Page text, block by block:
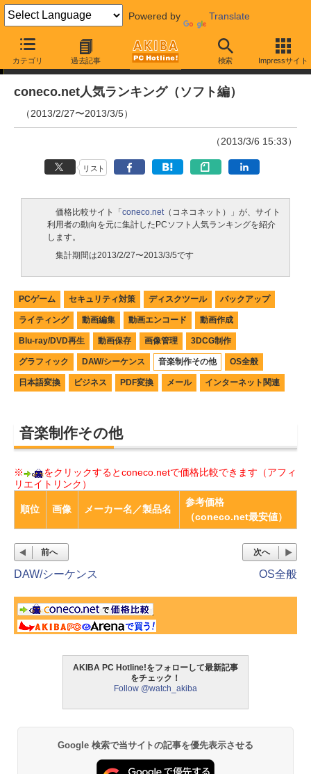
Powered by Translate
カテゴリ 過去記事 検索 Impressサイト
ランキング
coneco.net人気ランキング（ソフト編）
（2013/2/27〜2013/3/5）
（2013/3/6 15:33）
リスト
価格比較サイト「 coneco.net（コネコネット）」が、サイト
利用者の動向を元に集計したPCソフト人気ランキングを紹介
します。
集計期間は2013/2/27〜2013/3/5です
PCゲーム セキュリティ対策 ディスクツール バックアップ
ライティング 動画編集 動画エンコード 動画作成
Blu-ray/DVD再生 動画保存 画像管理 3DCG制作
グラフィック DAW/シーケンス 音楽制作その他 OS全般
日本語変換 ビジネス PDF変換 メール インターネット関連
音楽制作その他
※
をクリックするとconeco.netで価格比較できます（アフィ
リエイトリンク）
順位 画像 メーカー名／製品名
参考価格
（coneco.net最安値）
前へ
DAW/シーケンス
次へ
OS全般
AKIBA PC Hotline!をフォローして最新記事
をチェック！
Follow @watch_akiba
Google 検索で当サイトの記事を優先表示させる